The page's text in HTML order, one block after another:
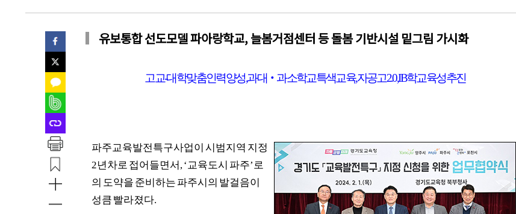
유보통합 선도모델 파아랑학교, 늘봄거점센터 등 돌봄 기반시설 밑그림 가시화
고교-대학 맞춤인력 양성,과대 ‧ 과소학교 특색교육,자공고2.0, IB학교 육성 추진
파주교육발전특구사업이 시범지역 지정
2년차로 접어들면서 , ‘교육도시 파주’로
의 도약을 준비하는 파주시의 발걸음이
성큼 빨라졌다.